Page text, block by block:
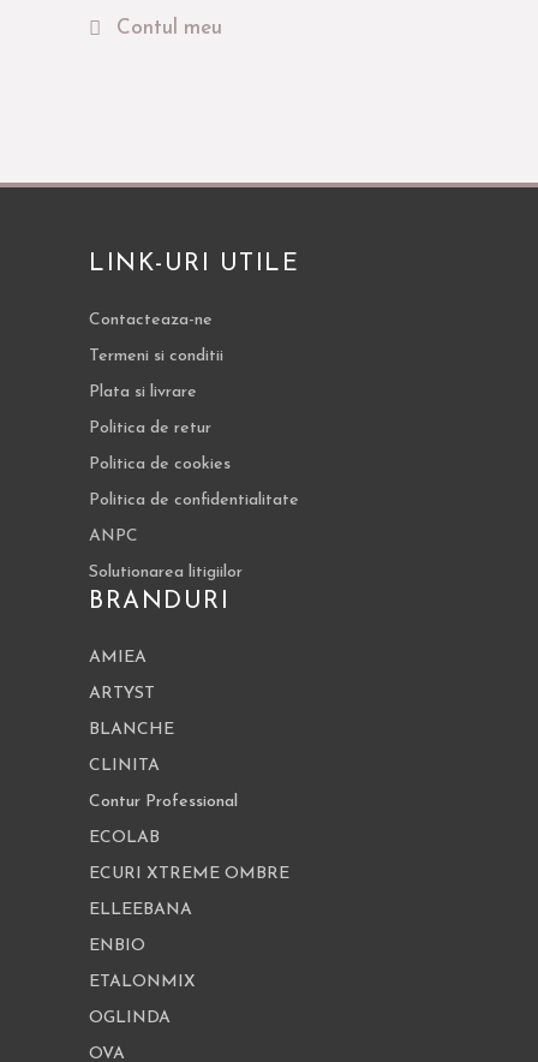
Contul meu
LINK-URI UTILE
Contacteaza-ne
Termeni si conditii
Plata si livrare
Politica de retur
Politica de cookies
Politica de confidentialitate
ANPC
Solutionarea litigiilor
BRANDURI
AMIEA
ARTYST
BLANCHE
CLINITA
Contur Professional
ECOLAB
ECURI XTREME OMBRE
ELLEEBANA
ENBIO
ETALONMIX
OGLINDA
OVA